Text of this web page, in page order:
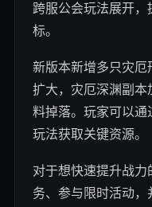
跨服公会玩法展开，
标。
新版本新增多只灾厄
扩大，灾厄深渊副本
料掉落。玩家可以通
玩法获取关键资源。
对于想快速提升战
务、参与限时活动